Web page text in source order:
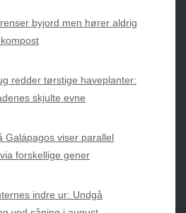
byjord men hører aldrig
redder tørstige haveplanter:
skjulte evne
Galápagos viser parallel
forskellige gener
indre ur: Undgå